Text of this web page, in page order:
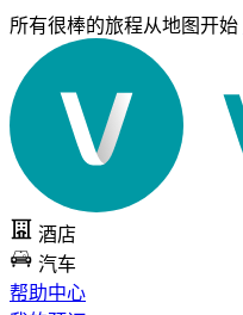
所有很棒的旅程从地图开始
酒店
汽车
帮助中心